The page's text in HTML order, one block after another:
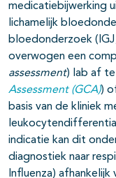
medicatiebijwerking
lichamelijk
bloedonderzoek
overwogen een
assessment) lab af te
Assessment (GCA))
basis van de kliniek
indicatie kan dit
diagnostiek naar
Influenza)